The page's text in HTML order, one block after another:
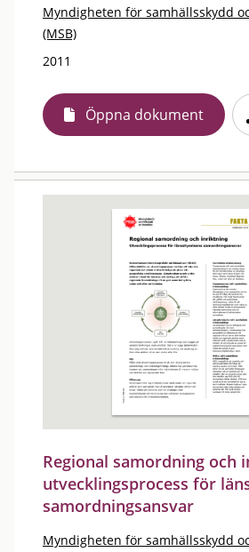
Myndigheten för samhällsskydd
(MSB)
2011
Öppna dokument
Regional samordning och
utvecklingsprocess för
samordningsansvar
Myndigheten för samhällsskydd